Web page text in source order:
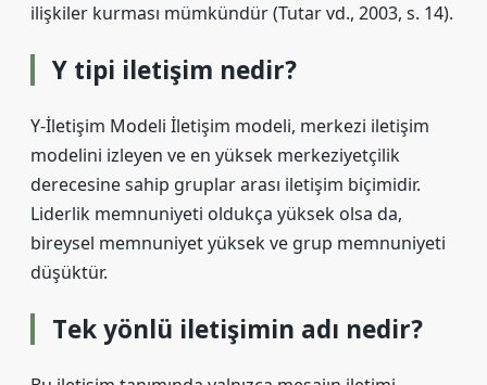
ilişkiler kurması mümkündür (Tutar vd., 2003, s. 14).
Y tipi iletişim nedir?
Y-İletişim Modeli İletişim modeli, merkezi iletişim
modelini izleyen ve en yüksek merkeziyetçilik
derecesine sahip gruplar arası iletişim biçimidir.
Liderlik memnuniyeti oldukça yüksek olsa da,
bireysel memnuniyet yüksek ve grup memnuniyeti
düşüktür.
Tek yönlü iletişimin adı nedir?